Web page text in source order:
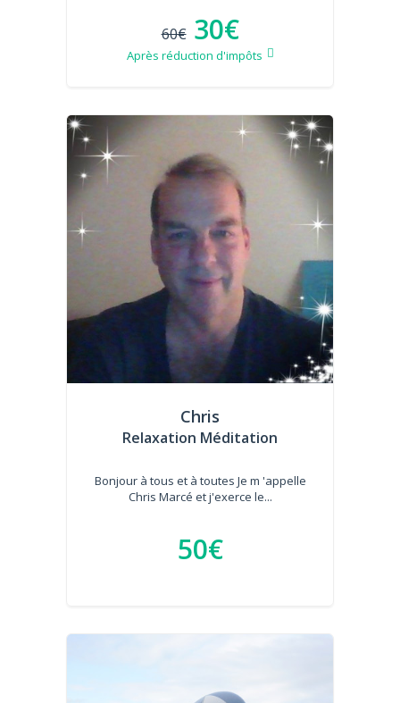
60€ 30€
Après réduction d'impôts
Chris
Relaxation Méditation
Bonjour à tous et à toutes Je m 'appelle
Chris Marcé et j'exerce le...
50€